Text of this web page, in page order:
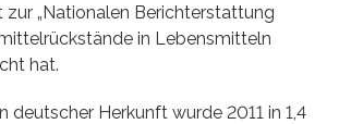
zur „Nationalen Berichterstattung
in Lebensmitteln
hat.
deutscher Herkunft wurde 2011 in 1,4